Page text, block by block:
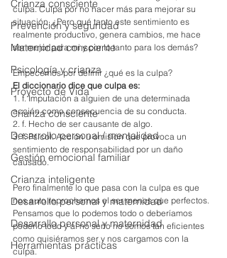
Crianza consciente
Prevención y seguridad
Maternidad consciente
Psicología y crianza
Proyecto de Vida
Crianza consciente
Desarrollo personal / mentalidad
Gestión emocional familiar
Crianza inteligente
Desarrollo personal y maternidad
Desarrallo personal y maternidad
Herramientas prácticas
culpa. Culpa por no hacer más para mejorar su
situación. ¿Pero qué tanto este sentimiento es
realmente productivo, genera cambios, me hace
ser mejor para mi y por lo tanto para los demás?
Empecemos por definir ¿qué es la culpa?
El diccionario dice que culpa es:
1. f. Imputación a alguien de una determinada
acción como consecuencia de su conducta.
2. f. Hecho de ser causante de algo.
3. f. Psicol. Acción u omisión que provoca un
sentimiento de responsabilidad por un daño
causado.
Pero finalmente lo que pasa con la culpa es que
nos auto reprochamos el ser menos que perfectos.
Pensamos que lo podemos todo o deberíamos
poderlo todo y al no serlo no somos tan eficientes
como quisiéramos ser y nos cargamos con la
culpa.